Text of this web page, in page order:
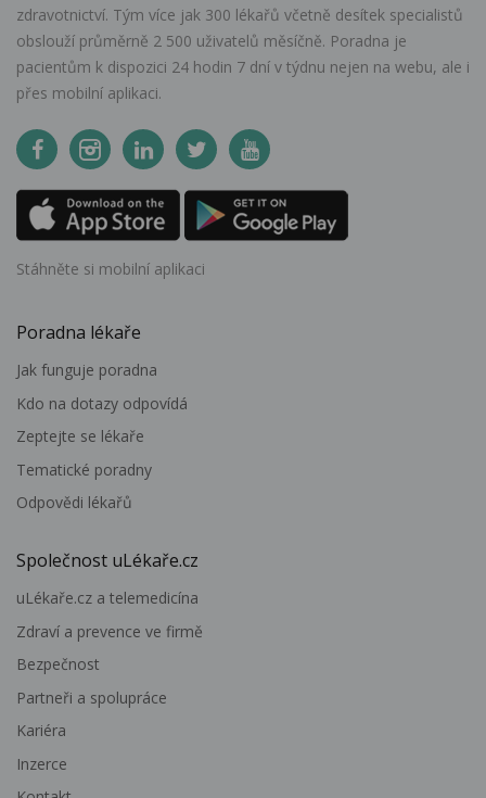
zdravotnictví. Tým více jak 300 lékařů včetně desítek specialistů
obslouží průměrně 2 500 uživatelů měsíčně. Poradna je
pacientům k dispozici 24 hodin 7 dní v týdnu nejen na webu, ale i
přes mobilní aplikaci.
Stáhněte si mobilní aplikaci
Poradna lékaře
Jak funguje poradna
Kdo na dotazy odpovídá
Zeptejte se lékaře
Tematické poradny
Odpovědi lékařů
Společnost uLékaře.cz
uLékaře.cz a telemedicína
Zdraví a prevence ve firmě
Bezpečnost
Partneři a spolupráce
Kariéra
Inzerce